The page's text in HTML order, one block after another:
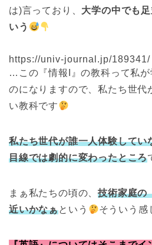
は)言っており、 大学の中でも
いう
https://univ-journal.jp/189341/
…この『情報I』の教科って私が
のになりますので、私たち世代
い教科です
私たち世代が誰一人体験してい
目線では劇的に変わったところ
まぁ私たちの頃の、技術家庭の
近いかなぁという そういう感